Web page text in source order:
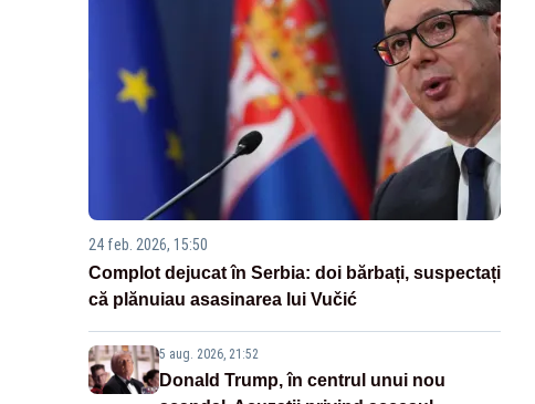
24 feb. 2026, 15:50
Complot dejucat în Serbia: doi bărbați, suspectați
că plănuiau asasinarea lui Vučić
5 aug. 2026, 21:52
Donald Trump, în centrul unui nou